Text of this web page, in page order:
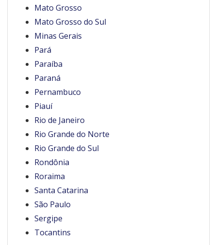
Mato Grosso
Mato Grosso do Sul
Minas Gerais
Pará
Paraíba
Paraná
Pernambuco
Piauí
Rio de Janeiro
Rio Grande do Norte
Rio Grande do Sul
Rondônia
Roraima
Santa Catarina
São Paulo
Sergipe
Tocantins